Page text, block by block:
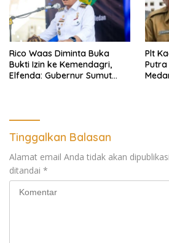
Rico Waas Diminta Buka
Bukti Izin ke Kemendagri,
Elfenda: Gubernur Sumut
Plt
Tinggalkan Balasan
Alamat email Anda tidak akan
ditandai *